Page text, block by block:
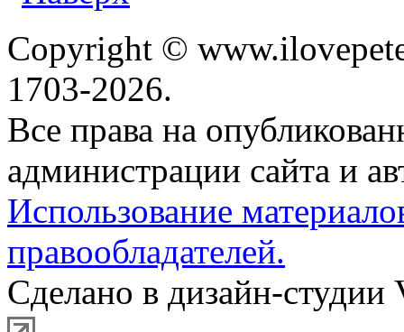
Copyright ©
1703-2026.
Все права на
администрации сайта и
Использование
правообладателей.
Сделано в дизайн-студии